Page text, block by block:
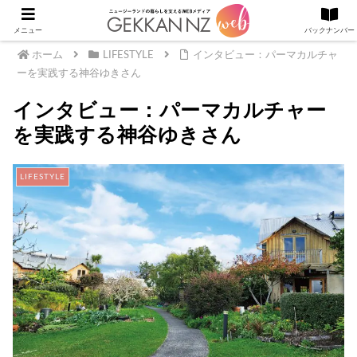
ホーム LIFESTYLE
インタビュー：パーマカルチャ
ーを実践する神谷ゆきさん
インタビュー：パーマカルチャー
を実践する神谷ゆきさん
LIFESTYLE
メニュー バックナンバー